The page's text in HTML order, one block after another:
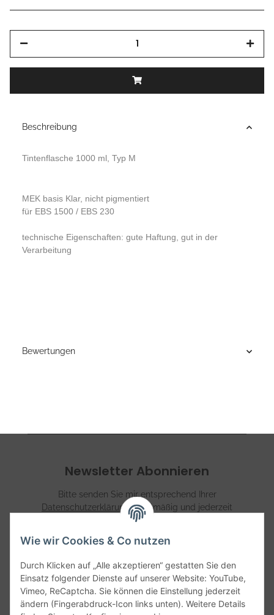
Beschreibung
Tintenflasche 1000 ml, Typ M
MEK basis Klar, nicht pigmentiert
für EBS 1500 / EBS 230
technische Eigenschaften: gute Haftung, gut in der
Verarbeitung
Bewertungen
Newsletter Abonnieren
Bitte senden Sie mir entsprechend Ihrer
Datenschutzerklärungregelmäßig und jederzeit
widerruflich Informationen zu Ihrem Produktsortiment per
Abonnieren
Informationen
Wie wir Cookies & Co nutzen
Durch Klicken auf „Alle akzeptieren“ gestatten Sie den
Einsatz folgender Dienste auf unserer Website: YouTube,
Vimeo, ReCaptcha. Sie können die Einstellung jederzeit
ändern (Fingerabdruck-Icon links unten). Weitere Details